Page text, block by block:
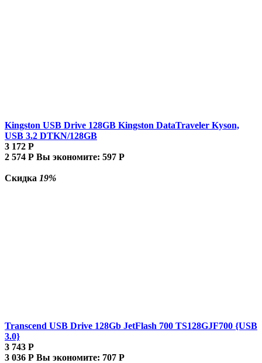
Kingston USB Drive 128GB Kingston DataTraveler Kyson,
USB 3.2 DTKN/128GB
3 172 Р
2 574 Р Вы экономите: 597 Р
Скидка 19%
Transcend USB Drive 128Gb JetFlash 700 TS128GJF700 {USB
3.0}
3 743 Р
3 036 Р Вы экономите: 707 Р